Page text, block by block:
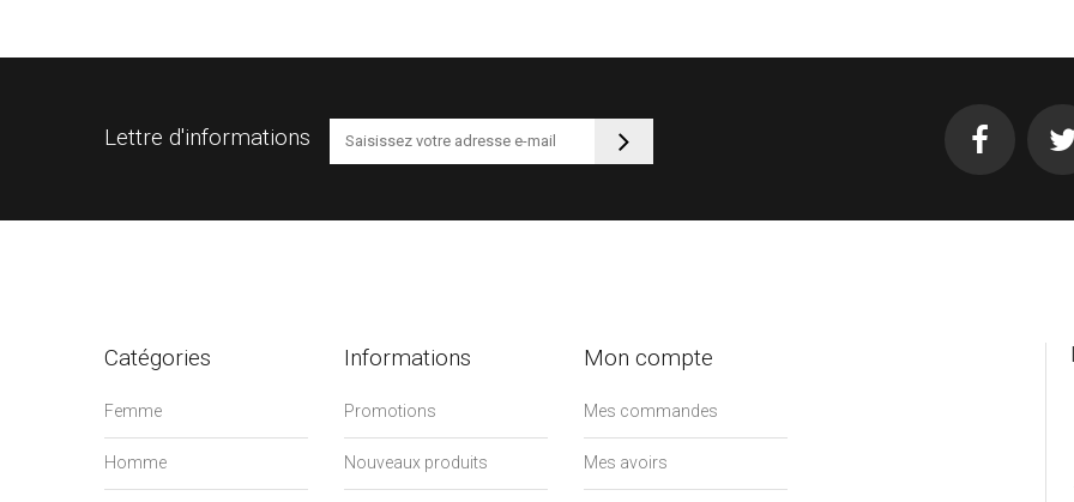
Lettre d'informations
Catégories
Femme
Homme
Informations
Promotions
Nouveaux produits
Mon compte
Mes commandes
Mes avoirs